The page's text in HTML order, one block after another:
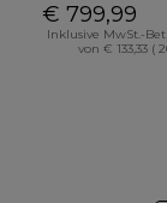
€ 799,99
Inklusive MwSt.-
von € 133,33 (